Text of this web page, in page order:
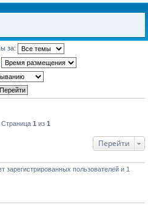
за:
Страница 1 из 1
Перейти
пользователей и 1